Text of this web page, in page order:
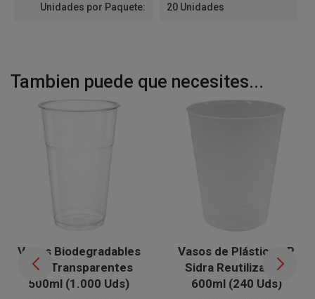
Unidades por Paquete: 20 Unidades
Tambien puede que necesites...
Vasos Biodegradables
PLA Transparentes
500ml (1.000 Uds)
Vasos de Plástico PP
Sidra Reutilizables
600ml (240 Uds)